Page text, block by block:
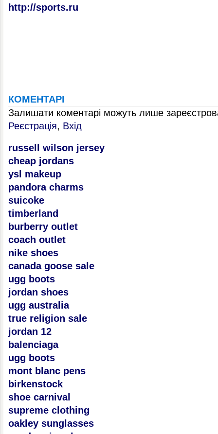
http://sports.ru
КОМЕНТАРІ
Залишати коментарі можуть лише
Реєстрація, Вхід
russell wilson jersey
cheap jordans
ysl makeup
pandora charms
suicoke
timberland
burberry outlet
coach outlet
nike shoes
canada goose sale
ugg boots
jordan shoes
ugg australia
true religion sale
jordan 12
balenciaga
ugg boots
mont blanc pens
birkenstock
shoe carnival
supreme clothing
oakley sunglasses